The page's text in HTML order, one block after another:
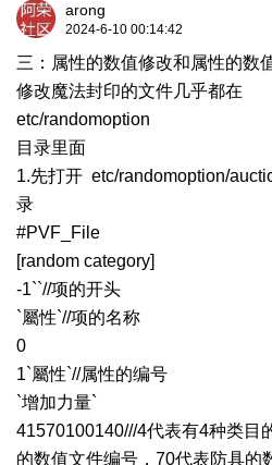
arong
2024-6-10 00:14:42
三：属性的数值修改和属性的数
修改魔法封印的文件几乎都在
etc/randomoption
目录里面
1.先打开 etc/randomoption/
录
#PVF_File
[random category]
-1``//项的开头
`屬性`//项的名称
0
1`屬性`//属性的编号
`增加力量`
41570100140///4代表有4种类目
的数值文件编号，70代表防具的